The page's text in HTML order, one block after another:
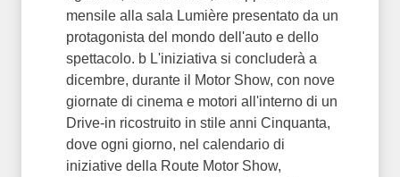
mensile alla sala Lumière presentato da un
protagonista del mondo dell'auto e dello
spettacolo. b L'iniziativa si concluderà a
dicembre, durante il Motor Show, con nove
giornate di cinema e motori all'interno di un
Drive-in ricostruito in stile anni Cinquanta,
dove ogni giorno, nel calendario di
iniziative della Route Motor Show,